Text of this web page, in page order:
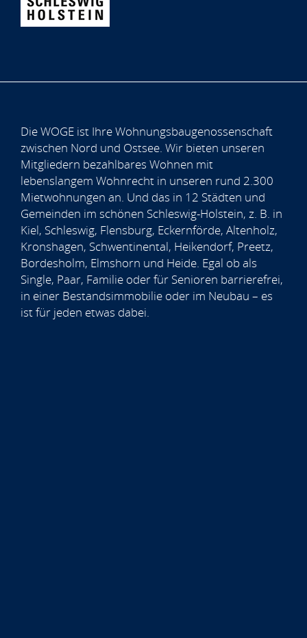
Die WOGE ist Ihre Wohnungsbaugenossenschaft
zwischen Nord und Ostsee. Wir bieten unseren
Mitgliedern bezahlbares Wohnen mit
lebenslangem Wohnrecht in unseren rund 2.300
Mietwohnungen an. Und das in 12 Städten und
Gemeinden im schönen Schleswig-Holstein, z. B. in
Kiel, Schleswig, Flensburg, Eckernförde, Altenholz,
Kronshagen, Schwentinental, Heikendorf, Preetz,
Bordesholm, Elmshorn und Heide. Egal ob als
Single, Paar, Familie oder für Senioren barrierefrei,
in einer Bestandsimmobilie oder im Neubau – es
ist für jeden etwas dabei.